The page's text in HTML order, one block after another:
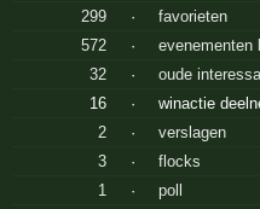
299
·
favorieten
572
·
evenementen
32
·
oude
16
·
winactie
2
·
verslagen
3
·
flocks
1
·
poll